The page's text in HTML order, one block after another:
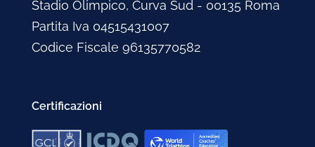
Stadio Olimpico, Curva Sud - 00135 Roma
Partita Iva 04515431007
Codice Fiscale 96135770582
Certificazioni